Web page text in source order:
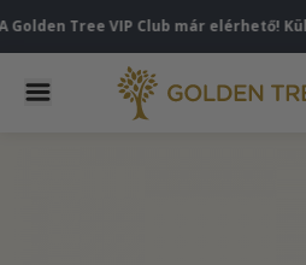
Tree VIP Club már elérhető!